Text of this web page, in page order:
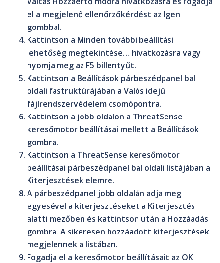
el a megjelenő ellenőrzőkérdést az Igen
gombbal.
Kattintson a Minden további beállítási
lehetőség megtekintése… hivatkozásra vagy
nyomja meg az F5 billentyűt.
Kattintson a Beállítások párbeszédpanel bal
oldali fastruktúrájában a Valós idejű
fájlrendszervédelem csomópontra.
Kattintson a jobb oldalon a ThreatSense
keresőmotor beállításai mellett a Beállítások
gombra.
Kattintson a ThreatSense keresőmotor
beállításai párbeszédpanel bal oldali listájában a
Kiterjesztések elemre.
A párbeszédpanel jobb oldalán adja meg
egyesével a kiterjesztéseket a Kiterjesztés
alatti mezőben és kattintson után a Hozzáadás
gombra. A sikeresen hozzáadott kiterjesztések
megjelennek a listában.
Fogadja el a keresőmotor beállításait az OK